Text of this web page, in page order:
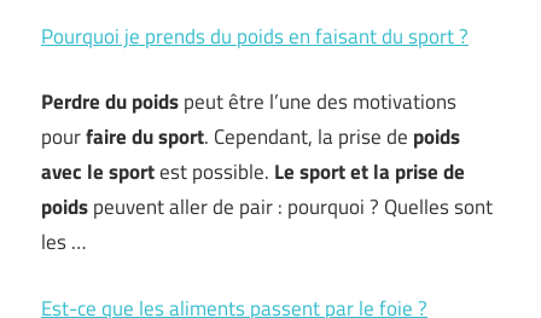
Pourquoi je prends du poids en faisant du sport ?
Perdre du poidspeut être l’une des motivations
pourfaire du sport. Cependant, la prise de poids
avec le sportest possible. Le sport et la prise de
poidspeuvent aller de pair : pourquoi ? Quelles sont
les …
Est-ce que les aliments passent par le foie ?